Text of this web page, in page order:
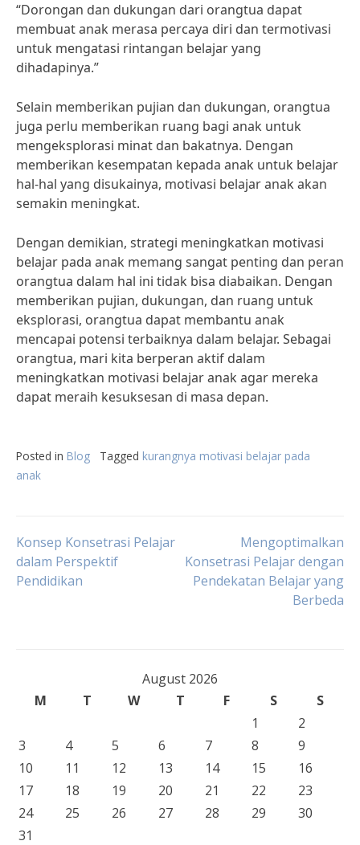
“Dorongan dan dukungan dari orangtua dapat
membuat anak merasa percaya diri dan termotivasi
untuk mengatasi rintangan belajar yang
dihadapinya.”
Selain memberikan pujian dan dukungan, orangtua
juga perlu memberikan ruang bagi anak untuk
mengeksplorasi minat dan bakatnya. Dengan
memberikan kesempatan kepada anak untuk belajar
hal-hal yang disukainya, motivasi belajar anak akan
semakin meningkat.
Dengan demikian, strategi meningkatkan motivasi
belajar pada anak memang sangat penting dan peran
orangtua dalam hal ini tidak bisa diabaikan. Dengan
memberikan pujian, dukungan, dan ruang untuk
eksplorasi, orangtua dapat membantu anak
mencapai potensi terbaiknya dalam belajar. Sebagai
orangtua, mari kita berperan aktif dalam
meningkatkan motivasi belajar anak agar mereka
dapat meraih kesuksesan di masa depan.
Posted in Blog Tagged kurangnya motivasi belajar pada
anak
Post
navigation
Konsep Konsetrasi Pelajar
dalam Perspektif
Pendidikan
Mengoptimalkan
Konsetrasi Pelajar dengan
Pendekatan Belajar yang
Berbeda
August 2026
M
T W T F S
S
1
2
3
4 5 6 7 8
9
10
11 12 13 14 15
16
17
18 19 20 21 22
23
24
25 26 27 28 29
30
31